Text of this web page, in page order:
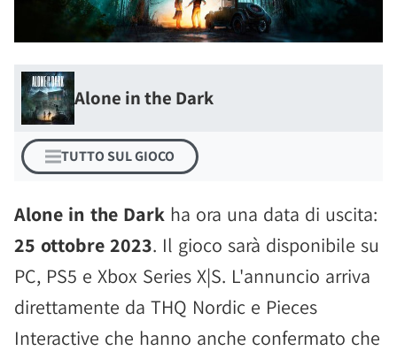
Alone in the Dark
TUTTO SUL GIOCO
Alone in the Dark ha ora una data di uscita:
25 ottobre 2023. Il gioco sarà disponibile su
PC, PS5 e Xbox Series X|S. L'annuncio arriva
direttamente da THQ Nordic e Pieces
Interactive che hanno anche confermato che